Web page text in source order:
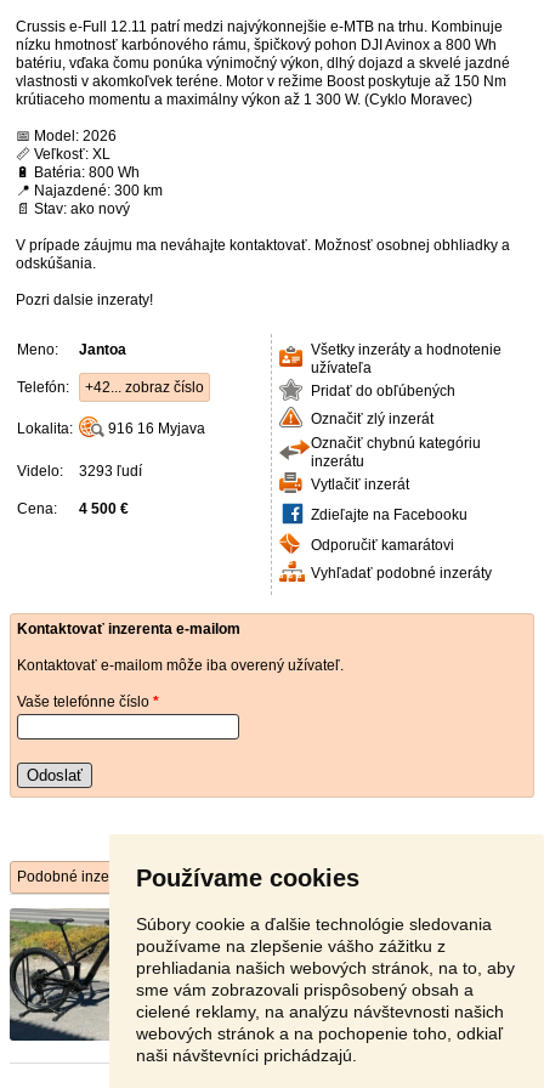
Používame cookies
Súbory cookie a ďalšie technológie sledovania
používame na zlepšenie vášho zážitku z
prehliadania našich webových stránok, na to, aby
sme vám zobrazovali prispôsobený obsah a
cielené reklamy, na analýzu návštevnosti našich
webových stránok a na pochopenie toho, odkiaľ
naši návštevníci prichádzajú.
Crussis e-Full 12.11 patrí medzi najvýkonnejšie e-MTB na trhu. Kombinuje
nízku hmotnosť karbónového rámu, špičkový pohon DJI Avinox a 800 Wh
batériu, vďaka čomu ponúka výnimočný výkon, dlhý dojazd a skvelé jazdné
vlastnosti v akomkoľvek teréne. Motor v režime Boost poskytuje až 150 Nm
krútiaceho momentu a maximálny výkon až 1 300 W. (Cyklo Moravec)
📅 Model: 2026
📏 Veľkosť: XL
🔋 Batéria: 800 Wh
📍 Najazdené: 300 km
📄 Stav: ako nový
V prípade záujmu ma neváhajte kontaktovať. Možnosť osobnej obhliadky a
odskúšania.
Pozri dalsie inzeraty!
Meno: Jantoa
Telefón: +42... zobraz číslo
Lokalita: 916 16 Myjava
Videlo: 3293 ľudí
Cena: 4 500 €
Všetky inzeráty a hodnotenie
užívateľa
Pridať do obľúbených
Označiť zlý inzerát
Označiť chybnú kategóriu
inzerátu
Vytlačiť inzerát
Zdieľajte na Facebooku
Odporučiť kamarátovi
Vyhľadať podobné inzeráty
Kontaktovať inzerenta e-mailom
Kontaktovať e-mailom môže iba overený užívateľ.
Vaše telefónne číslo *
Odoslať
Podobné inzeráty
Úplne nový ebike s extrémnym výkonom Crussis
ONE-Full 11.11 (DJI ...
Bánovce nad Bebravou - 957 01
4 790 €